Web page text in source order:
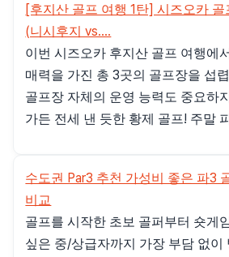
[후지산 골프 여행 1탄] 시즈오카
(니시후지 vs....
이번 시즈오카 후지산 골프 여행에
매력을 가진 총 3곳의 골프장을 섭
골프장 자체의 운영 능력도 중요하
가든 전세 낸 듯한 황제 골프! 주말
수도권 Par3 추천 가성비 좋은 파3
비교
골프를 시작한 초보 골퍼부터 숏게
싶은 중/상급자까지 가장 부담 없이